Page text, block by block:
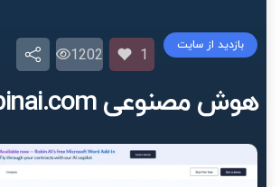
هوش مصنوعی robinai.com
بازدید از سایت
1
1202